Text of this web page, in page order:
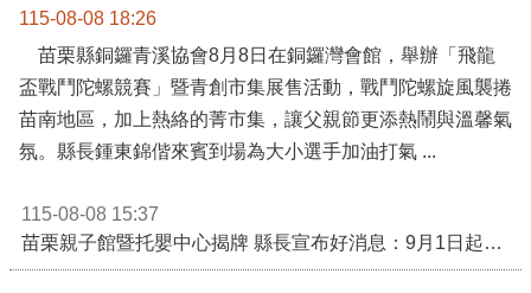
115-08-08 18:26
苗栗縣銅鑼青溪協會8月8日在銅鑼灣會館，舉辦「飛龍
盃戰鬥陀螺競賽」暨青創市集展售活動，戰鬥陀螺旋風襲捲
苗南地區，加上熱絡的菁市集，讓父親節更添熱鬧與溫馨氣
氛。縣長鍾東錦偕來賓到場為大小選手加油打氣 ...
115-08-08 15:37
苗栗親子館暨托嬰中心揭牌 縣長宣布好消息：9月1日起調降臨時托嬰費用